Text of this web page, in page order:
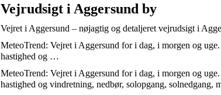
Vejrudsigt i Aggersund by
Vejret i Aggersund – nøjagtig og detaljeret vejrudsigt i
MeteoTrend: Vejret i Aggersund for i dag, i morgen og
hastighed og …
MeteoTrend: Vejret i Aggersund for i dag, i morgen og
hastighed og vindretning, nedbør, solopgang,